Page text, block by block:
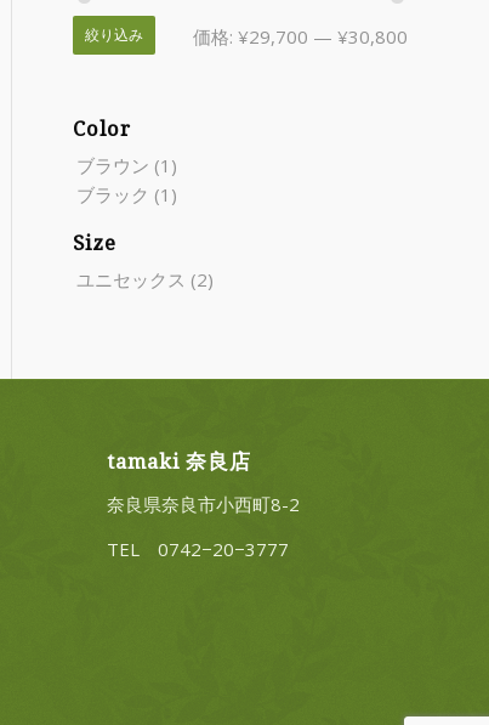
絞り込み 価格: ¥29,700 — ¥30,800
Color
ブラウン (1)
ブラック (1)
Size
ユニセックス (2)
tamaki 奈良店
奈良県奈良市小西町8-2
TEL 0742−20−3777